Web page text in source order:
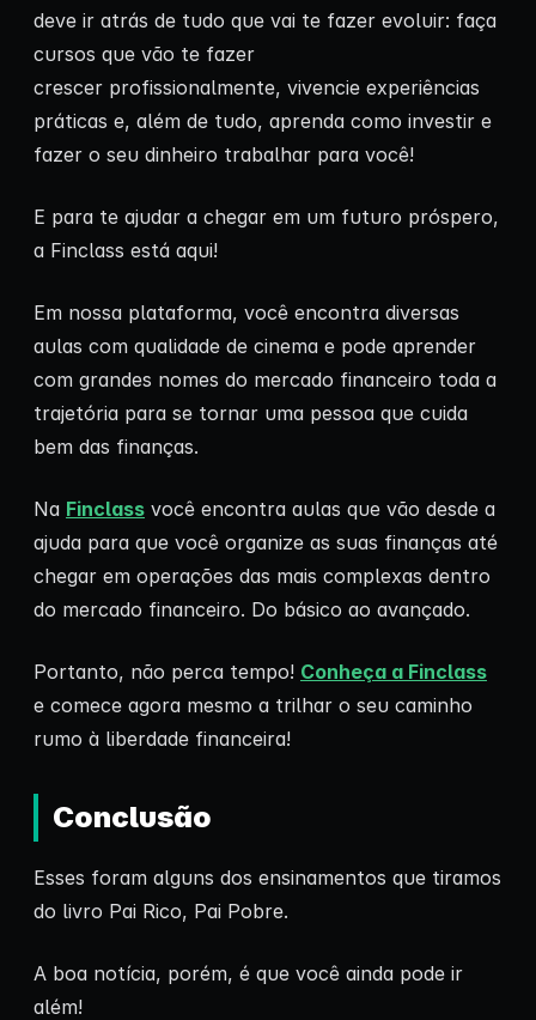
deve ir atrás de tudo que vai te fazer evoluir: faça
cursos que vão te fazer
crescer profissionalmente, vivencie experiências
práticas e, além de tudo, aprenda como investir e
fazer o seu dinheiro trabalhar para você!
E para te ajudar a chegar em um futuro próspero,
a Finclass está aqui!
Em nossa plataforma, você encontra diversas
aulas com qualidade de cinema e pode aprender
com grandes nomes do mercado financeiro toda a
trajetória para se tornar uma pessoa que cuida
bem das finanças.
Na Finclass você encontra aulas que vão desde a
ajuda para que você organize as suas finanças até
chegar em operações das mais complexas dentro
do mercado financeiro. Do básico ao avançado.
Portanto, não perca tempo! Conheça a Finclass
e comece agora mesmo a trilhar o seu caminho
rumo à liberdade financeira!
Conclusão
Esses foram alguns dos ensinamentos que tiramos
do livro Pai Rico, Pai Pobre.
A boa notícia, porém, é que você ainda pode ir
além!